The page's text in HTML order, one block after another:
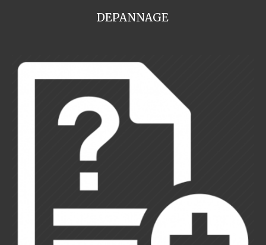
DEPANNAGE